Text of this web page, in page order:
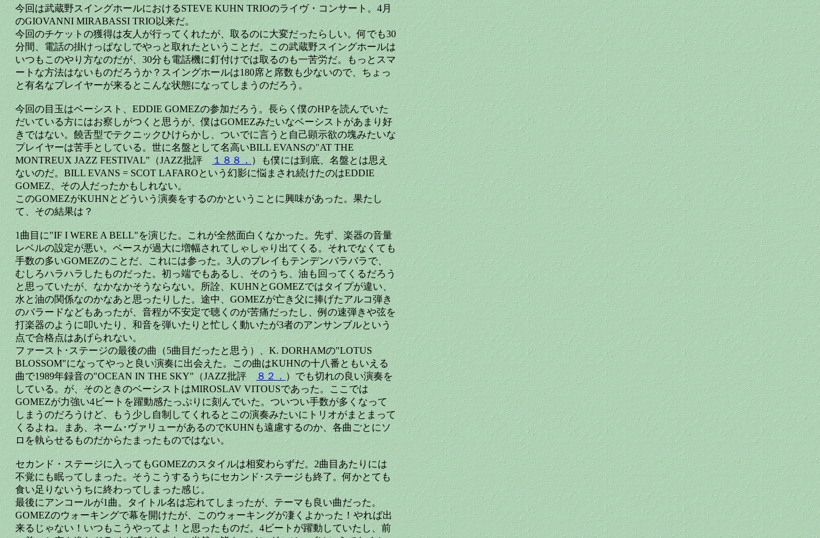
今回は武蔵野スイングホールにおけるSTEVE KUHN TRIOのライヴ・コンサート。4月
のGIOVANNI MIRABASSI TRIO以来だ。
今回のチケットの獲得は友人が行ってくれたが、取るのに大変だったらしい。何でも30
分間、電話の掛けっぱなしでやっと取れたということだ。この武蔵野スイングホールは
いつもこのやり方なのだが、30分も電話機に釘付けでは取るのも一苦労だ。もっとスマ
ートな方法はないものだろうか？スイングホールは180席と席数も少ないので、ちょっ
と有名なプレイヤーが来るとこんな状態になってしまうのだろう。
今回の目玉はベーシスト、EDDIE GOMEZの参加だろう。長らく僕のHPを読んでいた
だいている方にはお察しがつくと思うが、僕はGOMEZみたいなベーシストがあまり好
きではない。饒舌型でテクニックひけらかし、ついでに言うと自己顕示欲の塊みたいな
プレイヤーは苦手としている。世に名盤として名高いBILL EVANSの"AT THE
MONTREUX JAZZ FESTIVAL"（JAZZ批評１８８．）も僕には到底、名盤とは思え
ないのだ。BILL EVANS = SCOT LAFAROという幻影に悩まされ続けたのはEDDIE
GOMEZ、その人だったかもしれない。
このGOMEZがKUHNとどういう演奏をするのかということに興味があった。果たし
て、その結果は？
1曲目に"IF I WERE A BELL"を演じた。これが全然面白くなかった。先ず、楽器の音量
レベルの設定が悪い。ベースが過大に増幅されてしゃしゃり出てくる。それでなくても
手数の多いGOMEZのことだ、これには参った。3人のプレイもテンデンバラバラで、
むしろハラハラしたものだった。初っ端でもあるし、そのうち、油も回ってくるだろう
と思っていたが、なかなかそうならない。所詮、KUHNとGOMEZではタイプが違い、
水と油の関係なのかなあと思ったりした。途中、GOMEZが亡き父に捧げたアルコ弾き
のバラードなどもあったが、音程が不安定で聴くのが苦痛だったし、例の速弾きや弦を
打楽器のように叩いたり、和音を弾いたりと忙しく動いたが3者のアンサンブルという
点で合格点はあげられない。
ファースト･ステージの最後の曲（5曲目だったと思う）、K. DORHAMの"LOTUS
BLOSSOM"になってやっと良い演奏に出会えた。この曲はKUHNの十八番ともいえる
曲で1989年録音の"OCEAN IN THE SKY"（JAZZ批評 ８２．）でも切れの良い演奏を
している。が、そのときのベーシストはMIROSLAV VITOUSであった。ここでは
GOMEZが力強い4ビートを躍動感たっぷりに刻んでいた。ついつい手数が多くなって
しまうのだろうけど、もう少し自制してくれるとこの演奏みたいにトリオがまとまって
くるよね。まあ、ネーム･ヴァリューがあるのでKUHNも遠慮するのか、各曲ごとにソ
ロを執らせるものだからたまったものではない。
セカンド・ステージに入ってもGOMEZのスタイルは相変わらずだ。2曲目あたりには
不覚にも眠ってしまった。そうこうするうちにセカンド･ステージも終了。何かとても
食い足りないうちに終わってしまった感じ。
最後にアンコールが1曲。タイトル名は忘れてしまったが、テーマも良い曲だった。
GOMEZのウォーキングで幕を開けたが、このウォーキングが凄くよかった！やれば出
来るじゃない！いつもこうやってよ！と思ったものだ。4ビートが躍動していたし、前